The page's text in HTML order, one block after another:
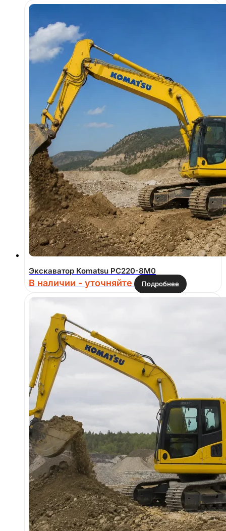
Экскаватор Komatsu PC220-8M0
В наличии - уточняйте Подробнее